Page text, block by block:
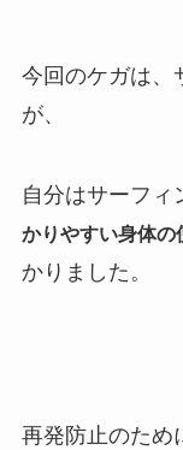
今回のケガは、
が、
自分はサーフィ
かりやすい身体の
かりました。
再発防止のため